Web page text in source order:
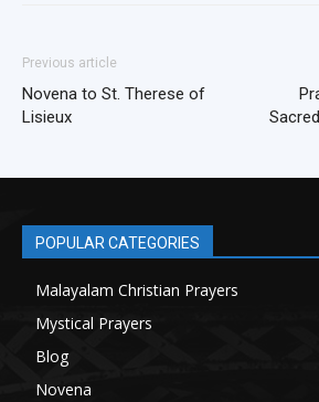
Previous article
Novena to St. Therese of
Lisieux
POPULAR CATEGORIES
Malayalam Christian Prayers
Mystical Prayers
Blog
Novena